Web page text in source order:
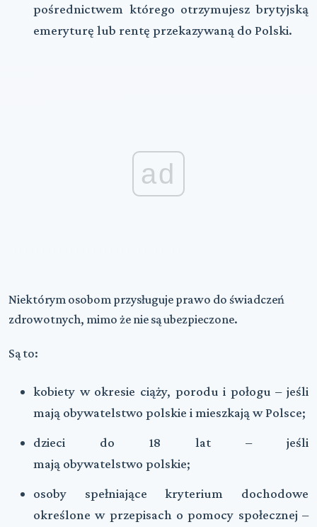
pośrednictwem którego otrzymujesz brytyjską
emeryturę lub rentę przekazywaną do Polski.
ad
Niektórym osobom przysługuje prawo do świadczeń
zdrowotnych, mimo że nie są ubezpieczone.
Są to:
kobiety w okresie ciąży, porodu i połogu – jeśli
mają obywatelstwo polskie i mieszkają w Polsce;
dzieci do 18 lat – jeśli
mają obywatelstwo polskie;
osoby spełniające kryterium dochodowe
określone w przepisach o pomocy społecznej –